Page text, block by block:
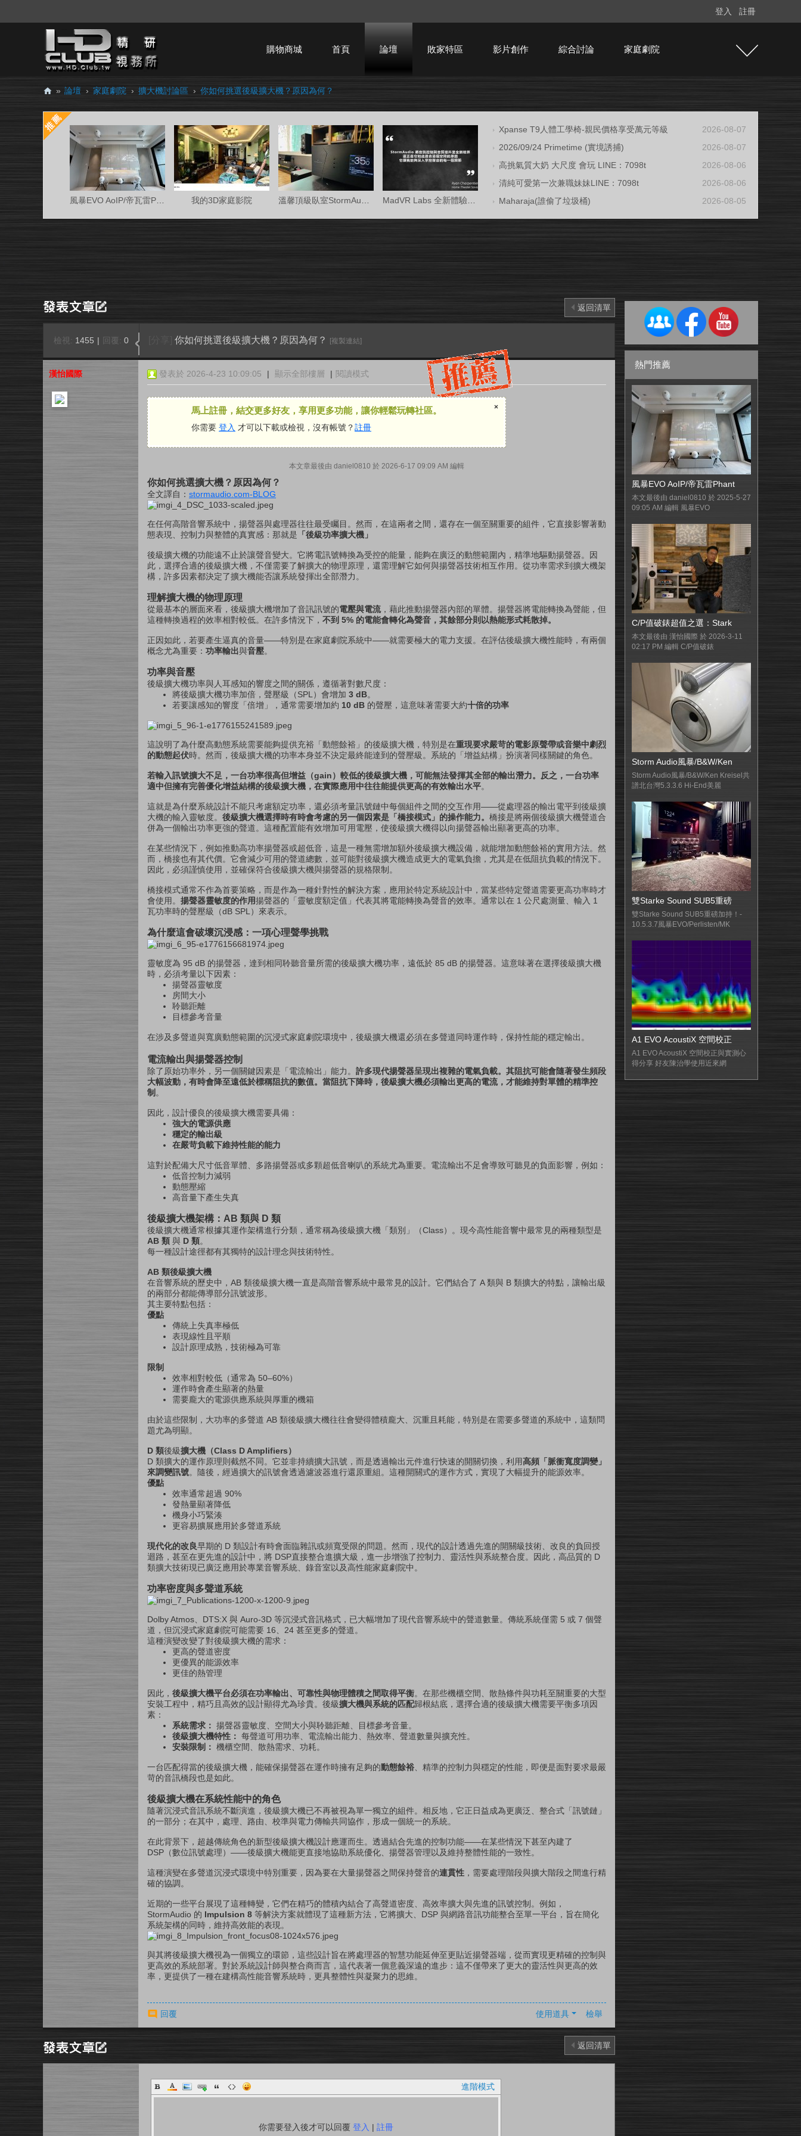
登入 註冊
購物商城 首頁 論壇 敗家特區 影片創作 綜合討論 家庭劇院
D.
Cl
» 論壇 › 家庭劇院 › 擴大機討論區 › 你如何挑選後級擴大機？原因為何？
我的3D家庭影院
Xpanse T9人體工學椅-親民價格享受萬元等級
2026-08-07
2026/09/24 Primetime (實境誘捕)
2026-08-07
高挑氣質大奶 大尺度 會玩 LINE：7098t
2026-08-06
清純可愛第一次兼職妹妹LINE：7098t
2026-08-06
Maharaja(誰偷了垃圾桶)
2026-08-05
返回清單
檢視: 1455 | 回覆: 0 你如何挑選後級擴大機？原因為何？ [複製連結]
漢怡國際 發表於 2026-4-23 10:09:05 | 顯示全部樓層 | 閱讀模式
馬上註冊，結交更多好友，享用更多功能，讓你輕鬆玩轉社區。
你需要 登入 才可以下載或檢視，沒有帳號？註冊
×
本文章最後由 daniel0810 於 2026-6-17 09:09 AM 編輯
你如何挑選擴大機？原因為何？
全文譯自： stormaudio.com-BLOG
在任何高階音響系統中，揚聲器與處理器往往最受矚目。然而，在這兩者之間，還存在一個至關重要的組件，它直接影響著動
態表現、控制力與整體的真實感：那就是 「後級功率擴大機」
後級擴大機的功能遠不止於讓聲音變大。它將電訊號轉換為受控的能量，能夠在廣泛的動態範圍內，精準地驅動揚聲器。因
此，選擇合適的後級擴大機，不僅需要了解擴大的物理原理，還需理解它如何與揚聲器技術相互作用。從功率需求到擴大機架
構，許多因素都決定了擴大機能否讓系統發揮出全部潛力。
理解擴大機的物理原理
從最基本的層面來看，後級擴大機增加了音訊訊號的電壓與電流，藉此推動揚聲器內部的單體。揚聲器將電能轉換為聲能，但
這種轉換過程的效率相對較低。在許多情況下， 不到 5% 的電能會轉化為聲音，其餘部分則以熱能形式耗散掉。
正因如此，若要產生逼真的音量——特別是在家庭劇院系統中——就需要極大的電力支援。在評估後級擴大機性能時，有兩個
概念尤為重要： 功率輸出與音壓。
功率與音壓
後級擴大機功率與人耳感知的響度之間的關係，遵循著對數尺度：
將後級擴大機功率加倍，聲壓級（SPL）會增加 3 dB。
若要讓感知的響度「倍增」，通常需要增加約 10 dB 的聲壓，這意味著需要大約十倍的功率
這說明了為什麼高動態系統需要能夠提供充裕「動態餘裕」的後級擴大機，特別是在重現要求嚴苛的電影原聲帶或音樂中劇烈
的動態起伏時。然而，後級擴大機的功率本身並不決定最終能達到的聲壓級。系統的「增益結構」扮演著同樣關鍵的角色。
若輸入訊號擴大不足，一台功率很高但增益（gain）較低的後級擴大機，可能無法發揮其全部的輸出潛力。反之，一台功率
適中但擁有完善優化增益結構的後級擴大機，在實際應用中往往能提供更高的有效輸出水平。
這就是為什麼系統設計不能只考慮額定功率，還必須考量訊號鏈中每個組件之間的交互作用——從處理器的輸出電平到後級擴
大機的輸入靈敏度。 後級擴大機選擇時有時會考慮的另一個因素是「橋接模式」的操作能力。 橋接是將兩個後級擴大機聲道合
併為一個輸出功率更強的聲道。這種配置能有效增加可用電壓，使後級擴大機得以向揚聲器輸出顯著更高的功率。
在某些情況下，例如推動高功率揚聲器或超低音，這是一種無需增加額外後級擴大機設備，就能增加動態餘裕的實用方法。然
而，橋接也有其代價。它會減少可用的聲道總數，並可能對後級擴大機造成更大的電氣負擔，尤其是在低阻抗負載的情況下。
因此，必須謹慎使用，並確保符合後級擴大機與揚聲器的規格限制。
橋接模式通常不作為首要策略，而是作為一種針對性的解決方案，應用於特定系統設計中，當某些特定聲道需要更高功率時才
會使用。 揚聲器靈敏度的作用揚聲器的「靈敏度額定值」代表其將電能轉換為聲音的效率。通常以在 1 公尺處測量、輸入 1
瓦功率時的聲壓級（dB SPL）來表示。
為什麼這會破壞沉浸感：一項心理聲學挑戰
靈敏度為 95 dB 的揚聲器，達到相同聆聽音量所需的後級擴大機功率，遠低於 85 dB 的揚聲器。這意味著在選擇後級擴大機
時，必須考量以下因素：
揚聲器靈敏度
房間大小
聆聽距離
目標參考音量
在涉及多聲道與寬廣動態範圍的沉浸式家庭劇院環境中，後級擴大機還必須在多聲道同時運作時，保持性能的穩定輸出。
電流輸出與揚聲器控制
除了原始功率外，另一個關鍵因素是「電流輸出」能力。 許多現代揚聲器呈現出複雜的電氣負載。其阻抗可能會隨著發生頻段
大幅波動，有時會降至遠低於標稱阻抗的數值。當阻抗下降時，後級擴大機必須輸出更高的電流，才能維持對單體的精準控
制 。
因此，設計優良的後級擴大機需要具備：
強大的電源供應
穩定的輸出級
在嚴苛負載下維持性能的能力
這對於配備大尺寸低音單體、多路揚聲器或多顆超低音喇叭的系統尤為重要。電流輸出不足會導致可聽見的負面影響，例如：
低音控制力減弱
動態壓縮
高音量下產生失真
後級擴大機架構：AB 類與 D 類
後級擴大機通常根據其運作架構進行分類，通常稱為後級擴大機「類別」（Class）。現今高性能音響中最常見的兩種類型是
AB 類 與 D 類。
每一種設計途徑都有其獨特的設計理念與技術特性。
AB 類後級擴大機
在音響系統的歷史中，AB 類後級擴大機一直是高階音響系統中最常見的設計。它們結合了 A 類與 B 類擴大的特點，讓輸出級
的兩部分都能傳導部分訊號波形。
其主要特點包括：
優點
傳統上失真率極低
表現線性且平順
設計原理成熟，技術極為可靠
限制
效率相對較低（通常為 50–60%）
運作時會產生顯著的熱量
需要龐大的電源供應系統與厚重的機箱
由於這些限制，大功率的多聲道 AB 類後級擴大機往往會變得體積龐大、沉重且耗能，特別是在需要多聲道的系統中，這類問
題尤為明顯。
D 類後級擴大機（Class D Amplifiers）
D 類擴大的運作原理則截然不同。它並非持續擴大訊號，而是透過輸出元件進行快速的開關切換，利用高頻「脈衝寬度調變」
來調變訊號。隨後，經過擴大的訊號會透過濾波器進行還原重組。這種開關式的運作方式，實現了大幅提升的能源效率。
優點
效率通常超過 90%
發熱量顯著降低
機身小巧緊湊
更容易擴展應用於多聲道系統
現代化的改良早期的 D 類設計有時會面臨雜訊或頻寬受限的問題。然而，現代的設計透過先進的開關級技術、改良的負回授
迴路，甚至在更先進的設計中，將 DSP直接整合進擴大級，進一步增強了控制力、靈活性與系統整合度。因此，高品質的 D
類擴大技術現已廣泛應用於專業音響系統、錄音室以及高性能家庭劇院中。
功率密度與多聲道系統
Dolby Atmos、DTS:X 與 Auro-3D 等沉浸式音訊格式，已大幅增加了現代音響系統中的聲道數量。傳統系統僅需 5 或 7 個聲
道，但沉浸式家庭劇院可能需要 16、24 甚至更多的聲道。
這種演變改變了對後級擴大機的需求：
更高的聲道密度
更優異的能源效率
更佳的熱管理
因此， 後級擴大機平台必須在功率輸出、可靠性與物理體積之間取得平衡。在那些機櫃空間、散熱條件與功耗至關重要的大型
安裝工程中，精巧且高效的設計顯得尤為珍貴。後級擴大機與系統的匹配歸根結底，選擇合適的後級擴大機需要平衡多項因
素：
系統需求： 揚聲器靈敏度、空間大小與聆聽距離、目標參考音量。
後級擴大機特性： 每聲道可用功率、電流輸出能力、熱效率、聲道數量與擴充性。
安裝限制： 機櫃空間、散熱需求、功耗。
一台匹配得當的後級擴大機，能確保揚聲器在運作時擁有足夠的動態餘裕 、精準的控制力與穩定的性能，即便是面對要求最嚴
苛的音訊橋段也是如此。
後級擴大機在系統性能中的角色
隨著沉浸式音訊系統不斷演進，後級擴大機已不再被視為單一獨立的組件。相反地，它正日益成為更廣泛、整合式「訊號鏈」
的一部分；在其中，處理、路由、校準與電力傳輸共同協作，形成一個統一的系統。
在此背景下，超越傳統角色的新型後級擴大機設計應運而生。透過結合先進的控制功能——在某些情況下甚至內建了
DSP（數位訊號處理）——後級擴大機能更直接地協助系統優化、揚聲器管理以及維持整體性能的一致性。
這種演變在多聲道沉浸式環境中特別重要，因為要在大量揚聲器之間保持聲音的連貫性 ，需要處理階段與擴大階段之間進行精
確的協調。
近期的一些平台展現了這種轉變，它們在精巧的體積內結合了高聲道密度、高效率擴大與先進的訊號控制。例如，
StormAudio 的 Impulsion 8 等解決方案就體現了這種新方法，它將擴大、DSP 與網路音訊功能整合至單一平台，旨在簡化
系統架構的同時，維持高效能的表現。
與其將後級擴大機視為一個獨立的環節，這些設計旨在將處理器的智慧功能延伸至更貼近揚聲器端，從而實現更精確的控制與
更高效的系統部署。對於系統設計師與整合商而言，這代表著一個意義深遠的進步：這不僅帶來了更大的靈活性與更高的效
率，更提供了一種在建構高性能音響系統時，更具整體性與凝聚力的思維。
回覆 使用道具 檢舉
返回清單
進階模式
你需要登入後才可以回覆 登入 | 註冊
熱門推薦
風暴EVO AoIP/帝瓦雷Phant
本文最後由 daniel0810 於 2025-5-27
09:05 AM 編輯 風暴EVO
C/P值破錶超值之選：Stark
本文最後由 漢怡國際 於 2026-3-11
02:17 PM 編輯 C/P值破錶
Storm Audio風暴/B&W/Ken
Storm Audio風暴/B&W/Ken Kreisel共
譜北台灣5.3.3.6 Hi-End美麗
雙Starke Sound SUB5重磅
雙Starke Sound SUB5重磅加持！-
10.5.3.7風暴EVO/Perlisten/MK
A1 EVO AcoustiX 空間校正
A1 EVO AcoustiX 空間校正與實測心
得分享 好友陳治學使用近來網